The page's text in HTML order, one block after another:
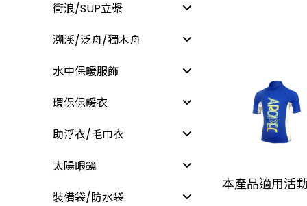
本產品適用活
衝浪/SUP立槳
溯溪/泛舟/獨木舟
水中保暖服飾
環保保暖衣
助浮衣/毛巾衣
太陽眼鏡
裝備袋/防水袋